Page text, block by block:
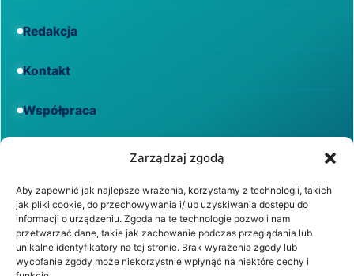
Zarządzaj zgodą
Aby zapewnić jak najlepsze wrażenia, korzystamy z technologii, takich
jak pliki cookie, do przechowywania i/lub uzyskiwania dostępu do
informacji o urządzeniu. Zgoda na te technologie pozwoli nam
przetwarzać dane, takie jak zachowanie podczas przeglądania lub
unikalne identyfikatory na tej stronie. Brak wyrażenia zgody lub
wycofanie zgody może niekorzystnie wpłynąć na niektóre cechy i
Redakcja
Kontakt
Współpraca
Regulamin
Polityka prywatności